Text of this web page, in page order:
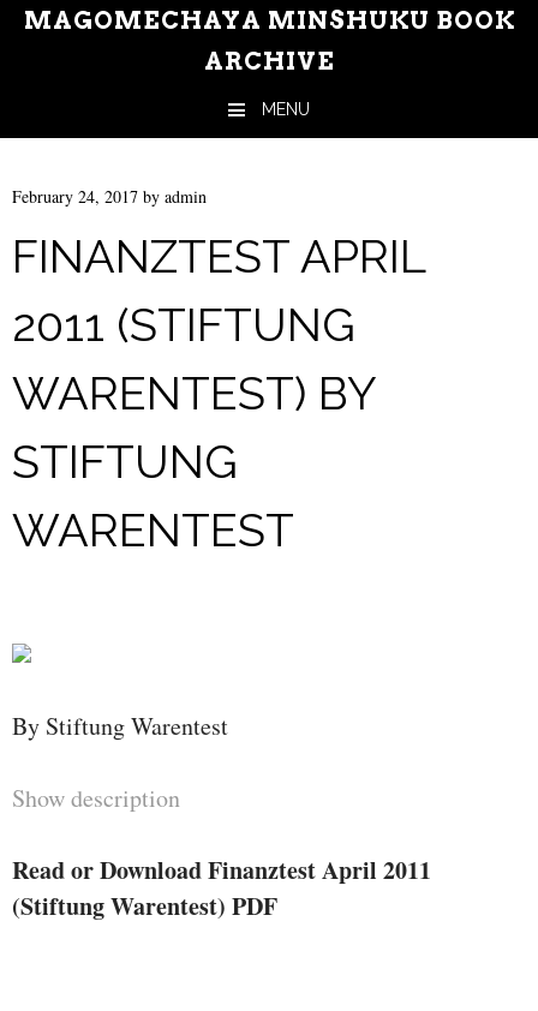
MAGOMECHAYA MINSHUKU BOOK
ARCHIVE
MENU
February 24, 2017 by admin
FINANZTEST APRIL
2011 (STIFTUNG
WARENTEST) BY
STIFTUNG
WARENTEST
By Stiftung Warentest
Show description
Read or Download Finanztest April 2011
(Stiftung Warentest) PDF